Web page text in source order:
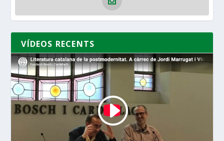
VÍDEOS RECENTS